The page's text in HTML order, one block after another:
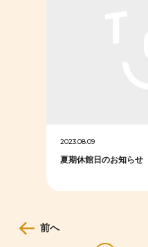
2023.08.09
夏期休館日のお知らせ
前へ